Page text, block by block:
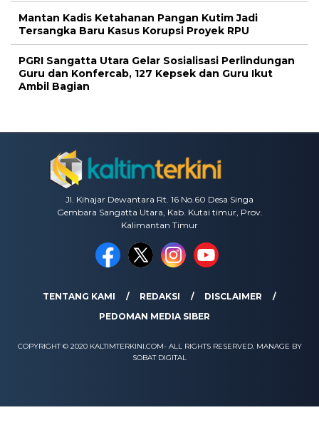
Mantan Kadis Ketahanan Pangan Kutim Jadi
Tersangka Baru Kasus Korupsi Proyek RPU
PGRI Sangatta Utara Gelar Sosialisasi Perlindungan
Guru dan Konfercab, 127 Kepsek dan Guru Ikut
Ambil Bagian
Jl. Kihajar Dewantara Rt. 16 No.60 Desa Singa
Gembara Sangatta Utara, Kab. Kutai timur, Prov.
Kalimantan Timur
TENTANG KAMI REDAKSI
DISCLAIMER
PEDOMAN MEDIA SIBER
COPYRIGHT © 2020 KALTIMTERKINI.COM- ALL RIGHTS RESERVED. MANAGE BY
SOBAT DIGITAL